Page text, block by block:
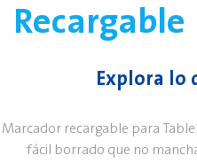
Recargable
Explora lo
Marcador recargable para
fácil borrado que no